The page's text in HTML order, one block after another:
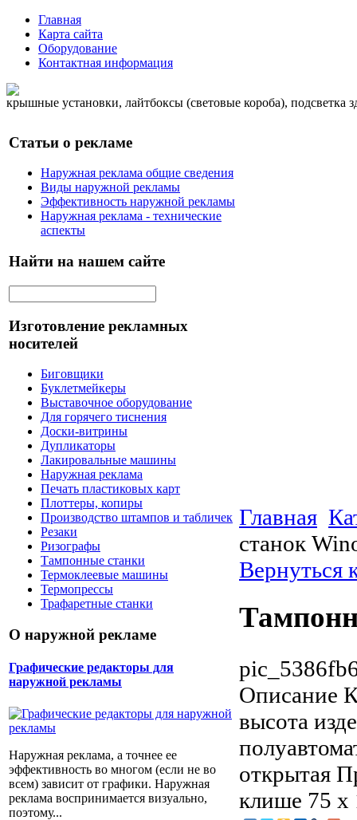
Главная
Карта сайта
Оборудование
Контактная информация
крышные установки, лайтбоксы (световые короба), подсветка
Статьи о рекламе
Наружная реклама общие сведения
Виды наружной рекламы
Эффективность наружной рекламы
Наружная реклама - технические
аспекты
Найти на нашем сайте
Изготовление рекламных
носителей
Биговщики
Буклетмейкеры
Выставочное оборудование
Для горячего тиснения
Доски-витрины
Дупликаторы
Лакировальные машины
Наружная реклама
Печать пластиковых карт
Плоттеры, копиры
Производство штампов и табличек
Резаки
Ризографы
Тампонные станки
Термоклеевые машины
Термопрессы
Трафаретные станки
О наружной рекламе
Графические редакторы для
наружной рекламы
Наружная реклама, а точнее ее
эффективность во многом (если не во
всем) зависит от графики. Наружная
реклама воспринимается визуально,
поэтому...
Главная
станок
Вернуться
Описание
высота
открытая
клише 75 x